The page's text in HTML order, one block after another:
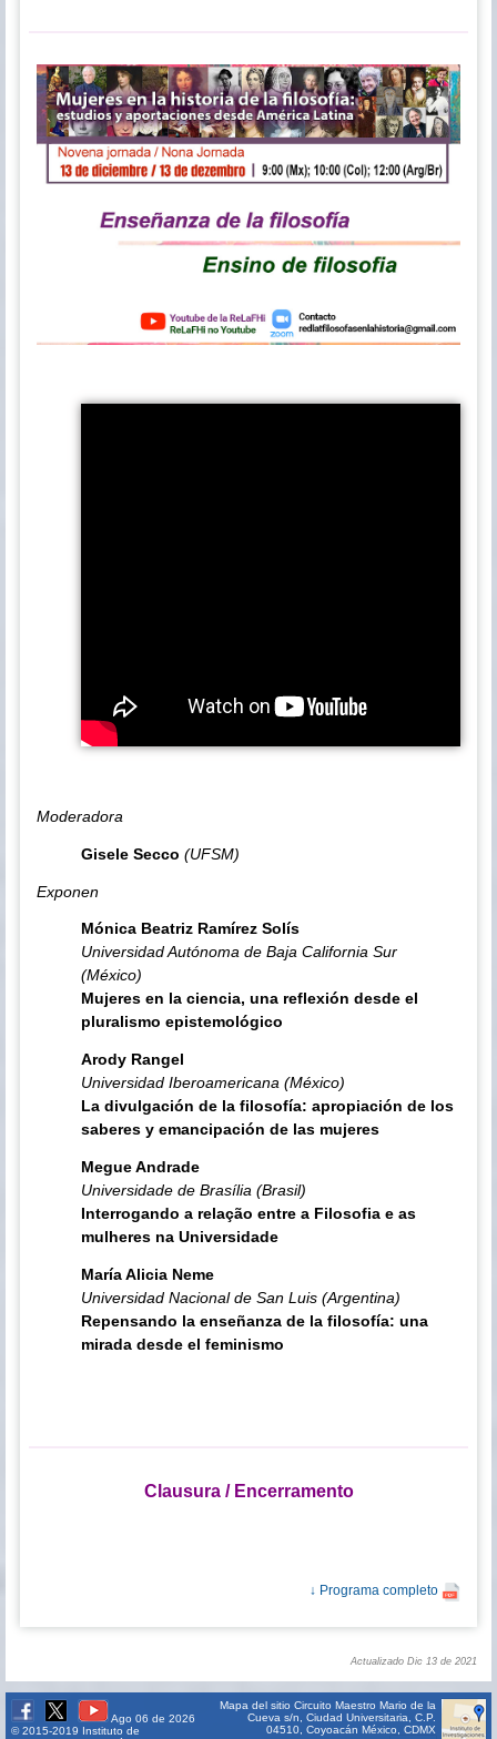
Moderadora
Gisele Secco (UFSM)
Exponen
Mónica Beatriz Ramírez Solís
Universidad Autónoma de Baja California Sur
(México)
Mujeres en la ciencia, una reflexión desde el
pluralismo epistemológico
Arody Rangel
Universidad Iberoamericana (México)
La divulgación de la filosofía: apropiación de los
saberes y emancipación de las mujeres
Megue Andrade
Universidade de Brasília (Brasil)
Interrogando a relação entre a Filosofia e as
mulheres na Universidade
María Alicia Neme
Universidad Nacional de San Luis (Argentina)
Repensando la enseñanza de la filosofía: una
mirada desde el feminismo
Clausura / Encerramento
↓ Programa completo
Actualizado Dic 13 de 2021
Ago 06 de 2026
© 2015-2019 Instituto de
Mapa del sitio Circuito Maestro Mario de la
Cueva s/n, Ciudad Universitaria, C.P.
04510, Coyoacán México, CDMX